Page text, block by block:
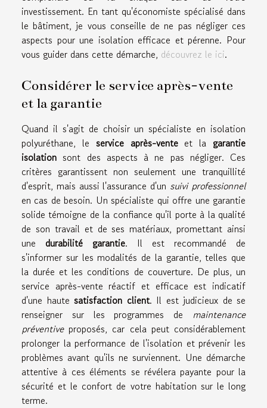
investissement. En tant qu'économiste spécialisé dans
le bâtiment, je vous conseille de ne pas négliger ces
aspects pour une isolation efficace et pérenne. Pour
vous guider dans cette démarche, découvrez le ici.
Considérer le service après-vente
et la garantie
Quand il s'agit de choisir un spécialiste en isolation
polyuréthane, le service après-venteet la garantie
isolation sont des aspects à ne pas négliger. Ces
critères garantissent non seulement une tranquillité
d'esprit, mais aussi l'assurance d'un suivi professionnel
en cas de besoin. Un spécialiste qui offre une garantie
solide témoigne de la confiance qu'il porte à la qualité
de son travail et de ses matériaux, promettant ainsi
une durabilité garantie. Il est recommandé de
s'informer sur les modalités de la garantie, telles que
la durée et les conditions de couverture. De plus, un
service après-vente réactif et efficace est indicatif
d'une haute satisfaction client. Il est judicieux de se
renseigner sur les programmes de maintenance
préventiveproposés, car cela peut considérablement
prolonger la performance de l'isolation et prévenir les
problèmes avant qu'ils ne surviennent. Une démarche
attentive à ces éléments se révélera payante pour la
sécurité et le confort de votre habitation sur le long
terme.